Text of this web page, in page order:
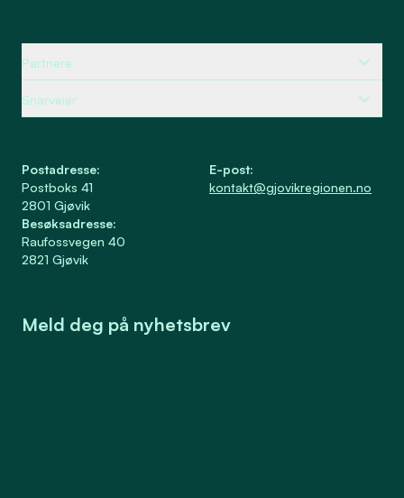
Partnere
Snarveier
Postadresse:
Postboks 41
2801 Gjøvik
Besøksadresse:
Raufossvegen 40
2821 Gjøvik
E-post:
kontakt@gjovikregionen.no
Meld deg på nyhetsbrev